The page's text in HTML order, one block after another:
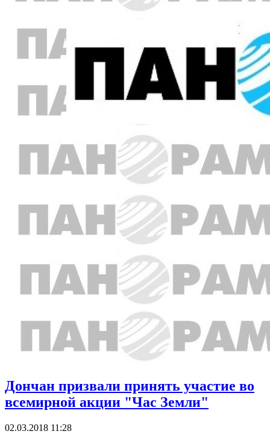
Дончан призвали принять участие во
всемирной акции "Час Земли"
02.03.2018 11:28